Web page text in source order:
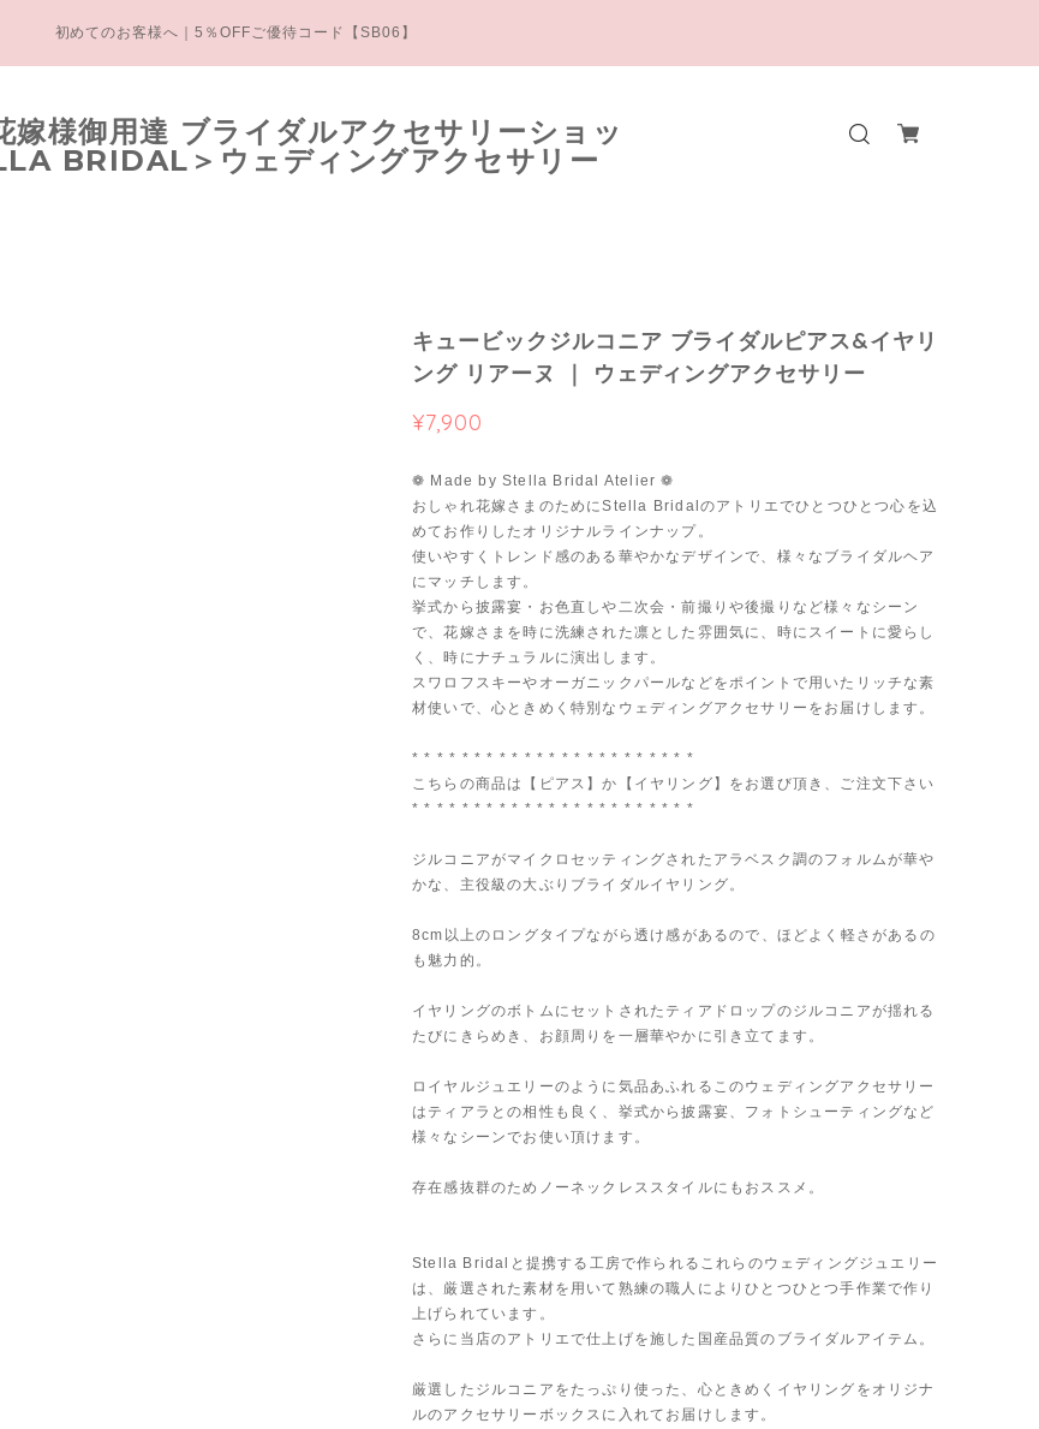
初めてのお客様へ｜5％OFFご優待コード【SB06】
キュービックジルコニア ブライダルピアス&イヤリ
ング リアーヌ ｜ ウェディングアクセサリー
¥7,900
❁ Made by Stella Bridal Atelier ❁
おしゃれ花嫁さまのためにStella Bridalのアトリエでひとつひとつ心を込
めてお作りしたオリジナルラインナップ。
使いやすくトレンド感のある華やかなデザインで、様々なブライダルヘア
にマッチします。
挙式から披露宴・お色直しや二次会・前撮りや後撮りなど様々なシーン
で、花嫁さまを時に洗練された凛とした雰囲気に、時にスイートに愛らし
く、時にナチュラルに演出します。
スワロフスキーやオーガニックパールなどをポイントで用いたリッチな素
材使いで、心ときめく特別なウェディングアクセサリーをお届けします。
* * * * * * * * * * * * * * * * * * * * * * *
こちらの商品は【ピアス】か【イヤリング】をお選び頂き、ご注文下さい
* * * * * * * * * * * * * * * * * * * * * * *
ジルコニアがマイクロセッティングされたアラベスク調のフォルムが華や
かな、主役級の大ぶりブライダルイヤリング。
8cm以上のロングタイプながら透け感があるので、ほどよく軽さがあるの
も魅力的。
イヤリングのボトムにセットされたティアドロップのジルコニアが揺れる
たびにきらめき、お顔周りを一層華やかに引き立てます。
ロイヤルジュエリーのように気品あふれるこのウェディングアクセサリー
はティアラとの相性も良く、挙式から披露宴、フォトシューティングなど
様々なシーンでお使い頂けます。
存在感抜群のためノーネックレススタイルにもおススメ。
Stella Bridalと提携する工房で作られるこれらのウェディングジュエリー
は、厳選された素材を用いて熟練の職人によりひとつひとつ手作業で作り
上げられています。
さらに当店のアトリエで仕上げを施した国産品質のブライダルアイテム。
厳選したジルコニアをたっぷり使った、心ときめくイヤリングをオリジナ
ルのアクセサリーボックスに入れてお届けします。